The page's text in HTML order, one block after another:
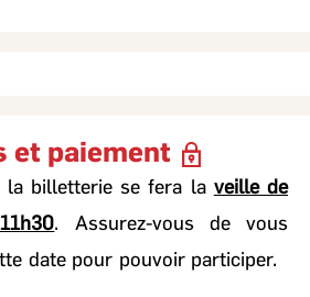
autour des OKR
dans les pratiques existantes
et paiement
la billetterie se fera la veille de
. Assurez-vous de vous
date pour pouvoir participer.